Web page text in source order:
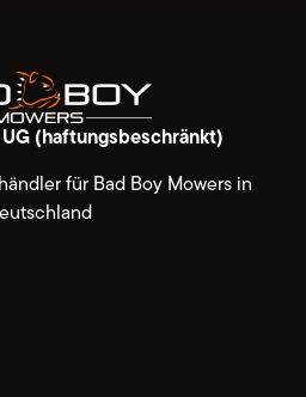
(haftungsbeschränkt)
für Bad Boy Mowers in